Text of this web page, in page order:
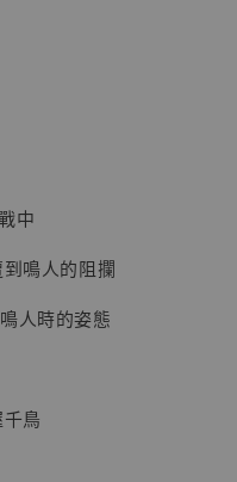
中
鳴人的阻攔
人時的姿態
鳥